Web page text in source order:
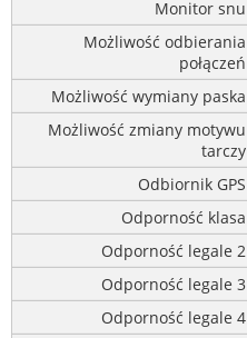
Monitor snu
Możliwość odbierania
połączeń
Możliwość wymiany paska
Możliwość zmiany motywu
tarczy
Odbiornik GPS
Odporność klasa
Odporność legale 2
Odporność legale 3
Odporność legale 4